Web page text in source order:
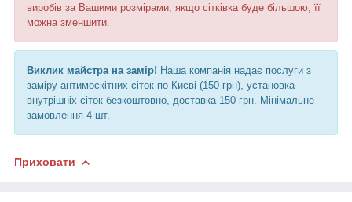
виробів за Вашими розмірами, якщо сітківка буде більшою, її
можна зменшити.
Виклик майстра на замір! Наша компанія надає послуги з
заміру антимоскітних сіток по Києві (150 грн), установка
внутрішніх сіток безкоштовно, доставка 150 грн. Мінімальне
замовлення 4 шт.
Приховати